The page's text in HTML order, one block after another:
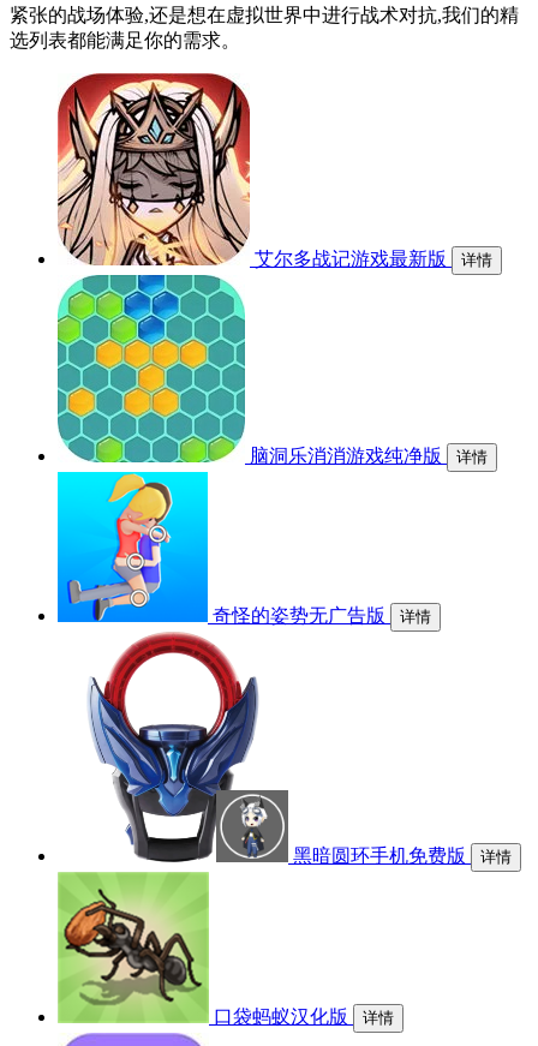
紧张的战场体验,还是想在虚拟世界中进行战术对抗,我们的精
选列表都能满足你的需求。
艾尔多战记游戏最新版 详情
脑洞乐消消游戏纯净版 详情
奇怪的姿势无广告版 详情
黑暗圆环手机免费版 详情
口袋蚂蚁汉化版 详情